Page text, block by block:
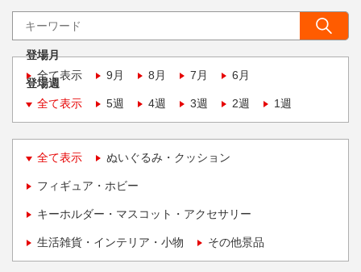
登場月
全て表示
9月 8月 7月 6月
登場週
全て表示
5週 4週 3週 2週 1週
全て表示 ぬいぐるみ・クッション
フィギュア・ホビー
キーホルダー・マスコット・アクセサリー
生活雑貨・インテリア・小物 その他景品